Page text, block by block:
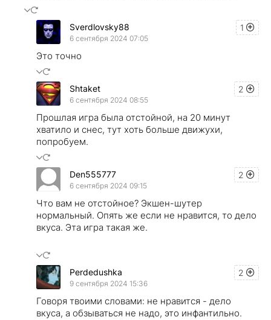
1
Sverdlovsky88
6 сентября 2024 07:05
Это точно
2
Shtaket
6 сентября 2024 08:55
Прошлая игра была отстойной, на 20 минут
хватило и снес, тут хоть больше движухи,
попробуем.
2
Den555777
6 сентября 2024 09:15
Что вам не отстойное? Экшен-шутер
нормальный. Опять же если не нравится, то дело
вкуса. Эта игра такая же.
2
Perdedushka
9 сентября 2024 15:36
Говоря твоими словами: не нравится - дело
вкуса, а обзываться не надо, это инфантильно.